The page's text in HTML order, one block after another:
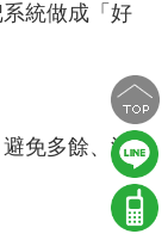
統做成「好
免多餘、浮